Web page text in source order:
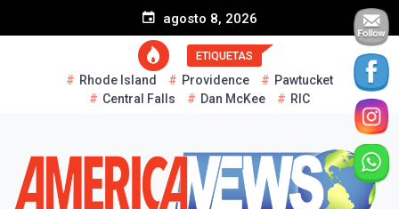
agosto 8, 2026
ETIQUETAS
Rhode Island Providence
Pawtucket
Central Falls
Dan McKee RIC